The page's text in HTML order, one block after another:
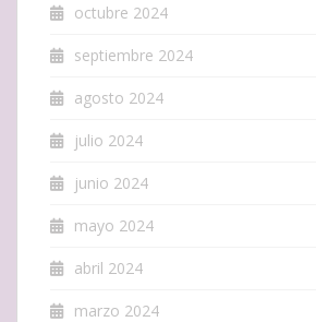
octubre 2024
septiembre 2024
agosto 2024
julio 2024
junio 2024
mayo 2024
abril 2024
marzo 2024